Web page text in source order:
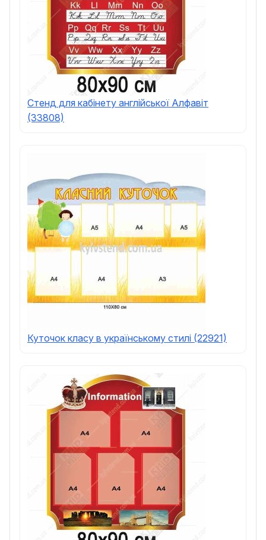
Стенд для кабінету англійської Алфавіт
(33808)
Куточок класу в українському стилі (22921)